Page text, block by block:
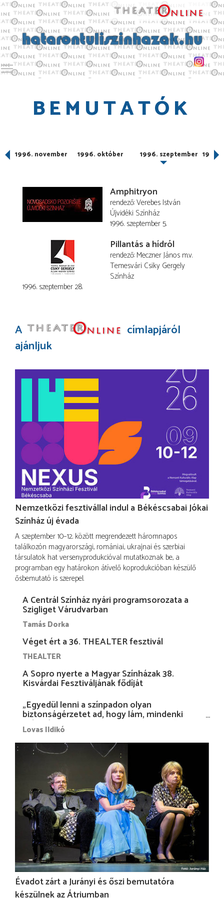
Toggle main menu visibility
BEMUTATÓK
1996. november 1996. október 1996. szeptember 1996.
Amphitryon
rendező Verebes István
Újvidéki Színház
1996. szeptember 5.
Pillantás a hídról
rendező Meczner János m.v.
Temesvári Csiky Gergely
Színház
1996. szeptember 28.
A
címlapjáról
ajánljuk
Nemzetközi fesztivállal indul a Békéscsabai Jókai
Színház új évada
A szeptember 10–12. között megrendezett háromnapos
találkozón magyarországi, romániai, ukrajnai és szerbiai
társulatok hat versenyprodukcióval mutatkoznak be, a
programban egy határokon átívelő koprodukcióban készülő
ősbemutató is szerepel.
A Centrál Színház nyári programsorozata a
Szigliget Várudvarban
Tamás Dorka
Véget ért a 36. THEALTER fesztivál
THEALTER
A Sopro nyerte a Magyar Színházak 38.
Kisvárdai Fesztiváljának fődíját
„Egyedül lenni a színpadon olyan
biztonságérzetet ad, hogy lám, mindenki
más nélkül is megvagyok magammal…”
Lovas Ildikó
Évadot zárt a Jurányi és őszi bemutatóra
készülnek az Átriumban